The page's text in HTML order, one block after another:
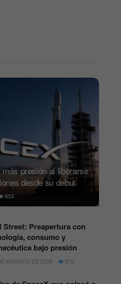
presión al liberarse
desde su debut
653
Street: Preapertura con
consumo y
bajo presión
AGOSTO DE 2026 570